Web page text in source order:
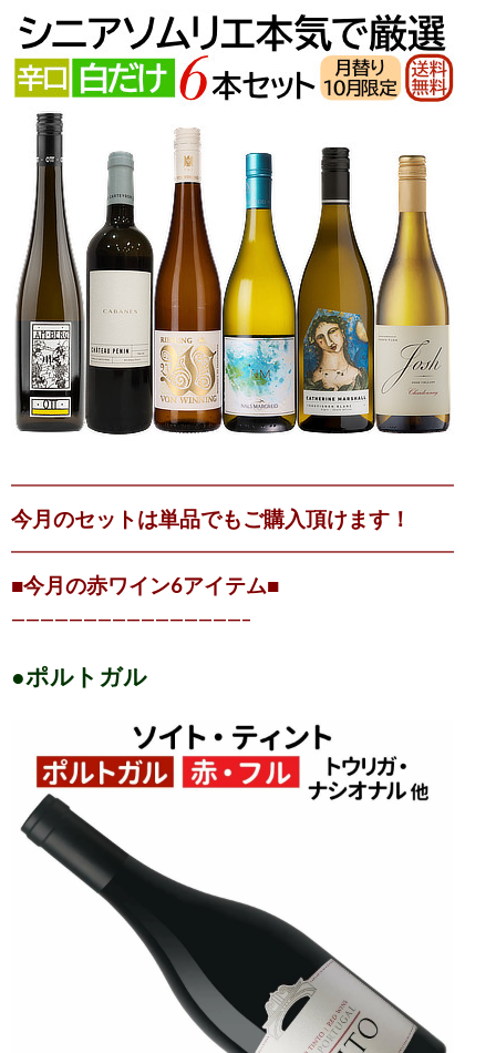
━━━━━━━━━━━━━━━━━━━━━━━━━
今月のセットは単品でもご購入頂けます！
━━━━━━━━━━━━━━━━━━━━━━━━━
■今月の赤ワイン6アイテム■
————————————————–
●ポルトガル